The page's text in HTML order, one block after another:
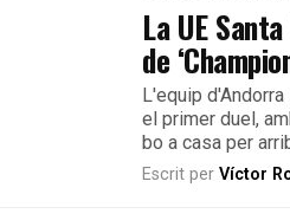
La UE
de
L'equip
el primer duel,
bo a casa per
Escrit perVíctor